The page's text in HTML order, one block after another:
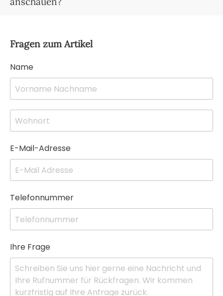
Fragen zum Artikel
Name
E-Mail-Adresse
Telefonnummer
Ihre Frage